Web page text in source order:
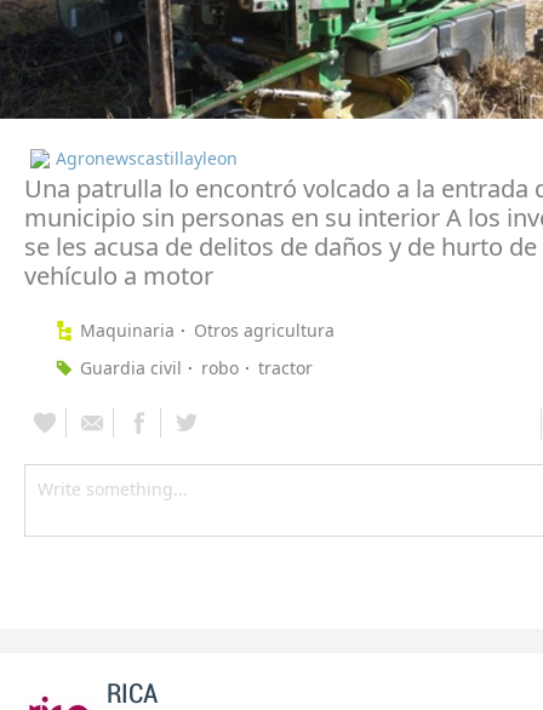
Agronewscastillayleon
Una patrulla lo encontró volcado a la entrada
municipio sin personas en su interior A los
se les acusa de delitos de daños y de hurto
vehículo a motor
Maquinaria
Otros agricultura
Guardia civil
robo tractor
RICA